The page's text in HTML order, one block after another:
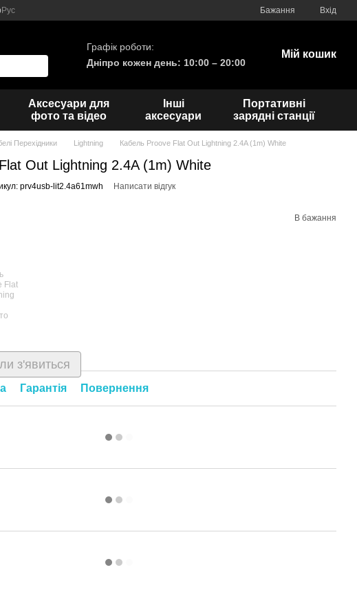
Рус Бажання Вхід
Графік роботи:
Дніпро кожен день: 10:00 – 20:00
Мій кошик
Аксесуари для
фото та відео
Інші
аксесуари
Портативні
зарядні станції
Перехідники Lightning Кабель Proove Flat Out Lightning 2.4A (1m) White
Out Lightning 2.4A (1m) White
prv4usb-lit2.4a61mwh Написати відгук
В бажання
з'явиться
Гарантія Повернення